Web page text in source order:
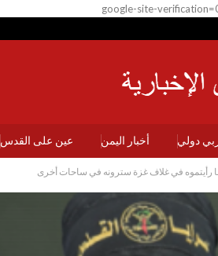
google-site-
دولي أخبار اليمن عين على القدس
ما رأيتموه في غلاف غزة سترونه في ساحات أخرى